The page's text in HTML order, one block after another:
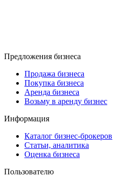
Предложения бизнеса
Продажа бизнеса
Покупка бизнеса
Аренда бизнеса
Возьму в аренду бизнес
Информация
Каталог бизнес-брокеров
Статьи, аналитика
Оценка бизнеса
Пользователю